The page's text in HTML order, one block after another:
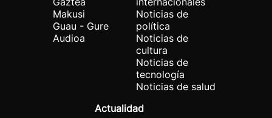
Makusi
Guau - Gure
Audioa
Noticias de
política
Noticias de
cultura
Noticias de
tecnología
Noticias de salud
Actualidad